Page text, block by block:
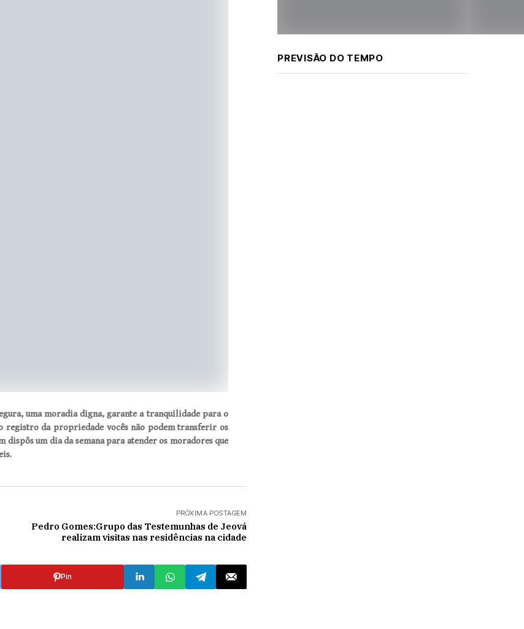
uma moradia digna, garante a tranquilidade para o
registro da propriedade vocês não podem transferir os
um dia da semana para atender os moradores que
PRÓXIMA POSTAGEM
Pedro Gomes:Grupo das Testemunhas de Jeová
realizam visitas nas residências na cidade
Pin
PREVISÃO DO TEMPO